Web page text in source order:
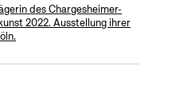
des Chargesheimer-
2022. Ausstellung ihrer